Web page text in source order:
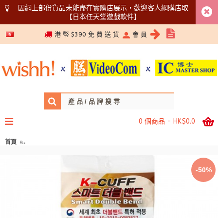
因網上部份貨品未能盡在實體店展示，歡迎客人網購店取
【日本任天堂遊戲軟件】
5366 1340
港 幣 $390 免 費 送 貨 會 員
0 個商品 - HK$0.0
首頁 K-CUFF - 韓國製 智能雙層彈性帶塗層防滑耐磨觸感手套 中碼 綠色 (可使
-50%